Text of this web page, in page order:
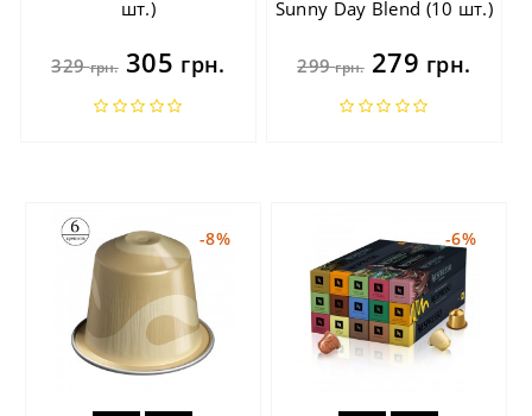
шт.)
329грн.305 грн.
Sunny Day Blend (10 шт.)
299грн.279 грн.
-8% -6%